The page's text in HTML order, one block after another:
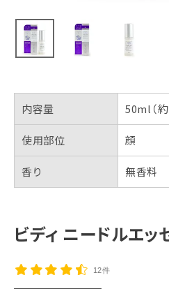
内容量 50ml（約
使用部位 顔
香り 無香料
ビディ ニードルエ
12件